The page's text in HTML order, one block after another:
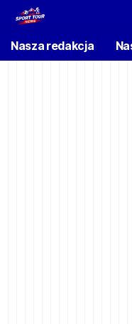
Nasza redakcja